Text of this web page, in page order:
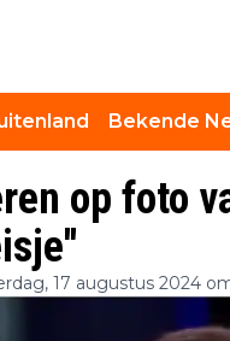
Bekende
op foto
17 augustus 2024 om